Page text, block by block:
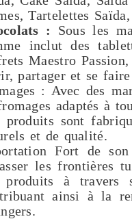
Tartelettes
:
Sous les
inclut des
Maestro
partager et se
: Avec des
adaptés à
produits sont
et de qualité.
Fort de
les frontières
produits à travers
ainsi à la